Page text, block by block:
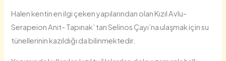
Halen kentin en ilgi çeken yapılarından olan Kızıl Avlu-
Serapeion Anıt- Tapınak’ tan Selinos Çayı’na ulaşmak için su
tünellerinin kazıldığı da bilinmektedir.